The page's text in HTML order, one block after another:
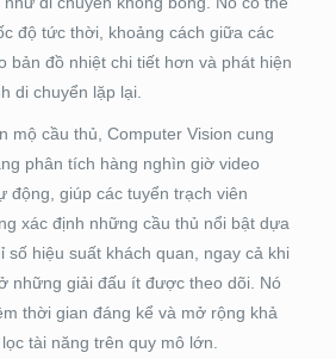
độ tức thời, khoảng cách giữa các
bản đồ nhiệt chi tiết hơn và phát hiện
di chuyển lặp lại.
mộ cầu thủ, Computer Vision cung
phân tích hàng nghìn giờ video
động, giúp các tuyển trạch viên
xác định những cầu thủ nổi bật dựa
số hiệu suất khách quan, ngay cả khi
những giải đấu ít được theo dõi. Nó
thời gian đáng kể và mở rộng khả
tài năng trên quy mô lớn.